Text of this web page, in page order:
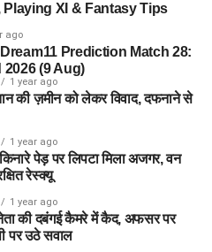
रही है तलाश
करीब 5 एकड़ जमीन की आवश्यकता
देहरादून जिले या उसके
फिलहाल उपयुक्त जमीन उपलब्ध
हरिद्वार और आसपास के क्षेत्रों में
को उम्मीद है कि हरिद्वार में
है।
में भी एक जमीन को लेकर
जांच कर रहा है कि वहां की जमीन
के लिए उपयुक्त हैं या नहीं।
Playing XI & Fantasy Tips
ago
Prediction Match 28:
(9 Aug)
1 year ago
की ज़मीन को लेकर विवाद, दफनाने से
1 year ago
किनारे पेड़ पर लिपटा मिला अजगर, वन
रेस्क्यू
1 year ago
नेता की दबंगई कैमरे में कैद, अफसर पर
पर उठे सवाल